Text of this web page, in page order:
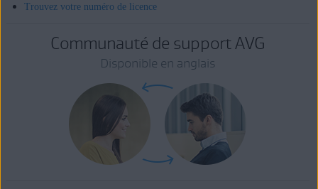
Trouvez votre numéro de licence
Communauté de support AVG
Disponible en anglais